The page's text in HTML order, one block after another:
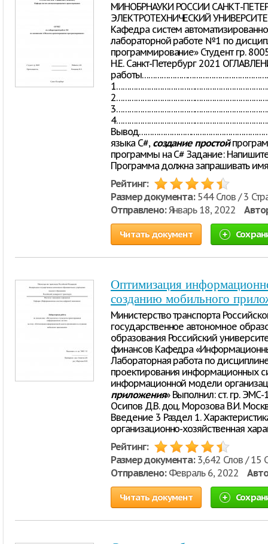
МИНОБРНАУКИ РОССИИ САНКТ-
ЭЛЕКТРОТЕХНИЧЕСКИЙ
Кафедра систем
лабораторной работе №1 по
программирование» Студент гр.
Н.Е. Санкт-Петербург 2021
языка C#, создание простой
программы на C# Задание:
Программа должна запрашивать имя
Рейтинг:
Размер документа:544 Слов / 3
Отправлено:Январь 18, 2022
Читать документ
Оптимизация
созданию мобильного
Министерство транспорта
государственное автономное
образования Российский
финансов Кафедра
Лабораторная работа по
проектирования информационных
информационной модели
приложения» Выполнил: ст. гр. ЭМС-
Осипов Д.В. доц. Морозова В.И. Москва
Введение 3 Раздел 1.
организационно-хозяйственная
Рейтинг:
Размер документа:3,642 Слов / 15
Отправлено:Февраль 6, 2022
Читать документ